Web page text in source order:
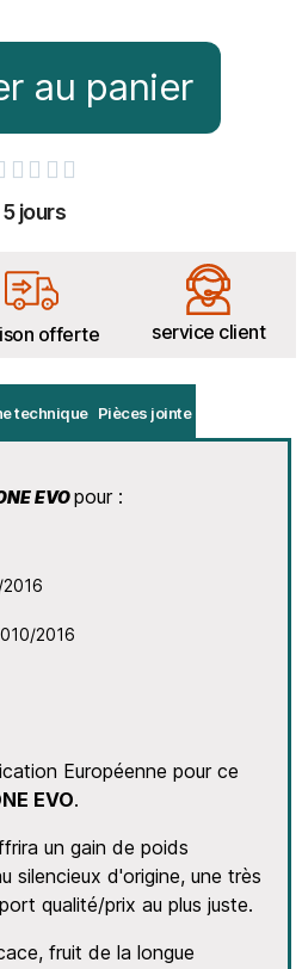
au panier
   
jours
offerte service client
technique Pièces jointe
EVOpour :
010/2016
Européenne pour ce
EVO.
un gain de poids
silencieux d'origine, une très
qualité/prix au plus juste.
fruit de la longue